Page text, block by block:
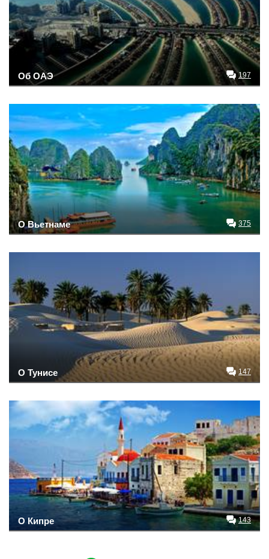
Об ОАЭ 197
О Вьетнаме 375
О Тунисе 147
О Кипре 143